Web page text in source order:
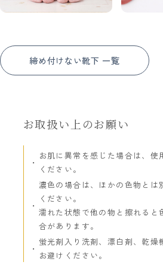
締め付けない靴下 一覧
お取扱い上のお願い
お肌に異常を感じた場合は、使
ください。
濃色の場合は、ほかの色物とは
ください。
濡れた状態で他の物と擦れると
合があります。
蛍光剤入り洗剤、漂白剤、乾燥
お避けください。